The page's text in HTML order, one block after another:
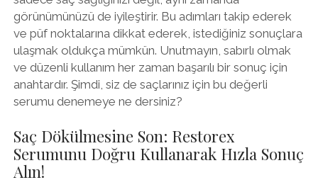
görünümünüzü de iyileştirir. Bu adımları takip ederek
ve püf noktalarına dikkat ederek, istediğiniz sonuçlara
ulaşmak oldukça mümkün. Unutmayın, sabırlı olmak
ve düzenli kullanım her zaman başarılı bir sonuç için
anahtardır. Şimdi, siz de saçlarınız için bu değerli
serumu denemeye ne dersiniz?
Saç Dökülmesine Son: Restorex
Serumunu Doğru Kullanarak Hızla Sonuç
Alın!